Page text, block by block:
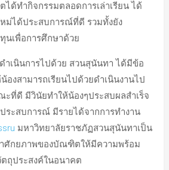
ได้ทำกิจกรรมตลอดการเล่าเรียน ได้
ม่ได้ประสบการณ์ที่ดี รวมทั้งยัง
เพื่อการศึกษาด้วย
ำเนินการไปด้วย สวนสุนันทา ได้มีข้อ
องสามารถเรียนไปด้วยดำเนินงานไป
ที่ดี มีวินัยทำให้น้องๆประสบผลสำเร็จ
ระสบการณ์ มีรายได้จากการทำงาน
มหาวิทยาลัยราชภัฏสวนสุนันทาเป็น
ศักยภาพของบัณฑิตให้มีความพร้อม
ตถุประสงค์ในอนาคต